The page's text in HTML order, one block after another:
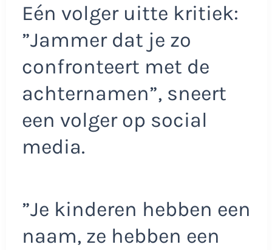
Eén volger uitte kritiek:
”Jammer dat je zo
confronteert met de
achternamen”, sneert
een volger op social
media.
”Je kinderen hebben een
naam, ze hebben een